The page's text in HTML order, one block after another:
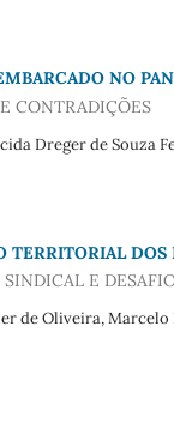
NO
CONTRADIÇÕES
Dreger de Souza
TERRITORIAL
E
de Oliveira,